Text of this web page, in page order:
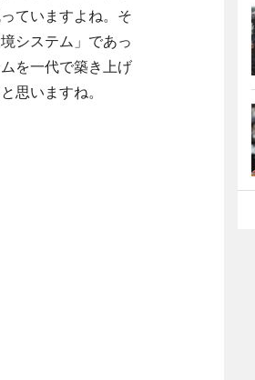
ていますよね。そ
システム」であっ
を一代で築き上げ
思いますね。